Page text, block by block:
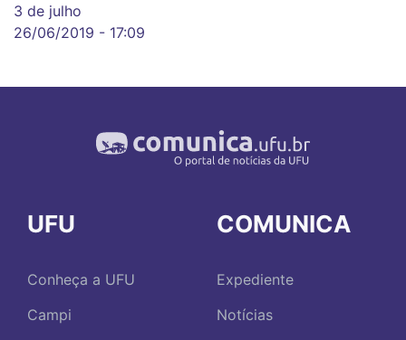
3 de julho
26/06/2019 - 17:09
UFU
Conheça a UFU
Campi
COMUNICA
Expediente
Notícias